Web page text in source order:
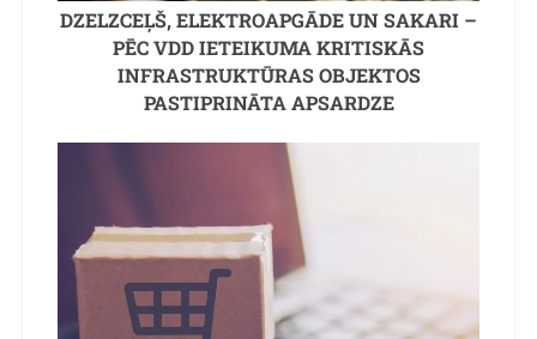
DZELZCEĻŠ, ELEKTROAPGĀDE UN SAKARI –
PĒC VDD IETEIKUMA KRITISKĀS
INFRASTRUKTŪRAS OBJEKTOS
PASTIPRINĀTA APSARDZE